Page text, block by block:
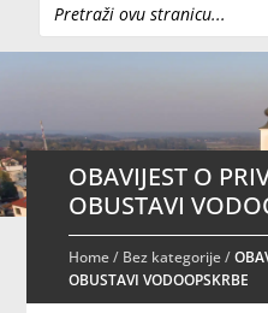
Pretraži
OBAVIJEST O
OBUSTAVI
Home/ Bez kategorije/
OBUSTAVI VODOOPSKRBE